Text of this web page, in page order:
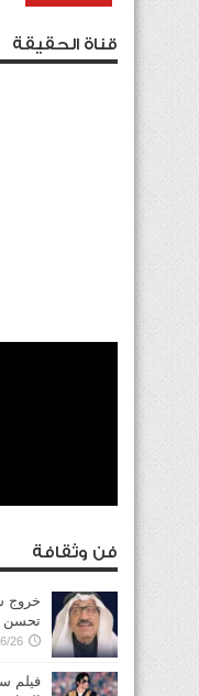
قناة الحقيقة
فن وثقافة
خروج
تحسن
26
فيلم